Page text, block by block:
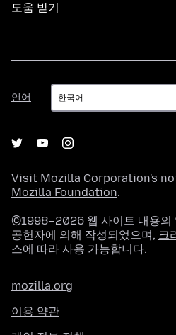
도움 받기
언어
언
어
Visit Mozilla Corporation's
Mozilla Foundation.
©1998–2026 웹 사이트 내용의
공헌자에 의해 작성되었으며, 크
스에 따라 사용 가능합니다.
mozilla.org
이용 약관